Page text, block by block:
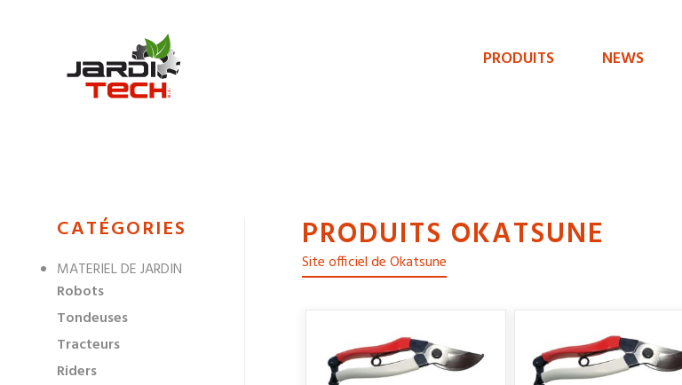
Jarditech
Menu
PRODUITS NEWS
MENU
NAVIGATION
DES
CATÉGORIES
MATERIEL DE JARDIN
Robots
Tondeuses
Tracteurs
Riders
PRODUITS OKATSUNE
Site officiel de Okatsune